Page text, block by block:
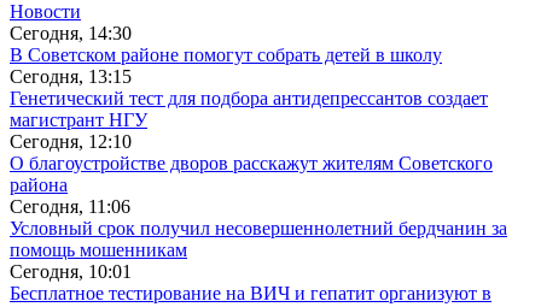
Новости
Сегодня, 14:30
В Советском районе помогут собрать детей в школу
Сегодня, 13:15
Генетический тест для подбора антидепрессантов создает
магистрант НГУ
Сегодня, 12:10
О благоустройстве дворов расскажут жителям Советского
района
Сегодня, 11:06
Условный срок получил несовершеннолетний бердчанин за
помощь мошенникам
Сегодня, 10:01
Бесплатное тестирование на ВИЧ и гепатит организуют в